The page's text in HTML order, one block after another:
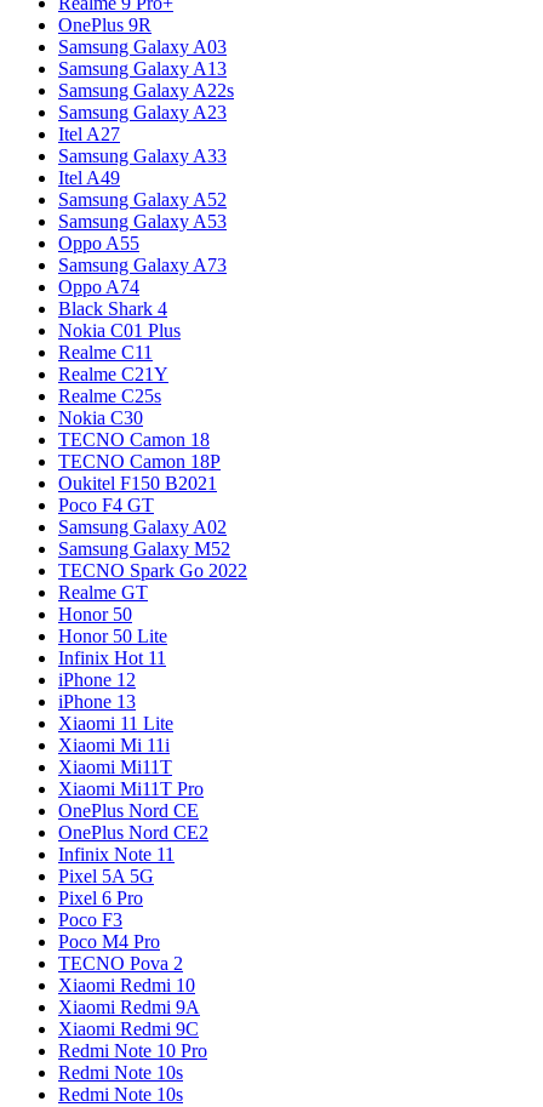
OnePlus 9R
Samsung Galaxy A03
Samsung Galaxy A13
Samsung Galaxy A22s
Samsung Galaxy A23
Itel A27
Samsung Galaxy A33
Itel A49
Samsung Galaxy A52
Samsung Galaxy A53
Oppo A55
Samsung Galaxy A73
Oppo A74
Black Shark 4
Nokia C01 Plus
Realme C11
Realme C21Y
Realme C25s
Nokia C30
TECNO Camon 18
TECNO Camon 18P
Oukitel F150 B2021
Poco F4 GT
Samsung Galaxy A02
Samsung Galaxy M52
TECNO Spark Go 2022
Realme GT
Honor 50
Honor 50 Lite
Infinix Hot 11
iPhone 12
iPhone 13
Xiaomi 11 Lite
Xiaomi Mi 11i
Xiaomi Mi11T
Xiaomi Mi11T Pro
OnePlus Nord CE
OnePlus Nord CE2
Infinix Note 11
Pixel 5A 5G
Pixel 6 Pro
Poco F3
Poco M4 Pro
TECNO Pova 2
Xiaomi Redmi 10
Xiaomi Redmi 9A
Xiaomi Redmi 9C
Redmi Note 10 Pro
Redmi Note 10s
Redmi Note 10s